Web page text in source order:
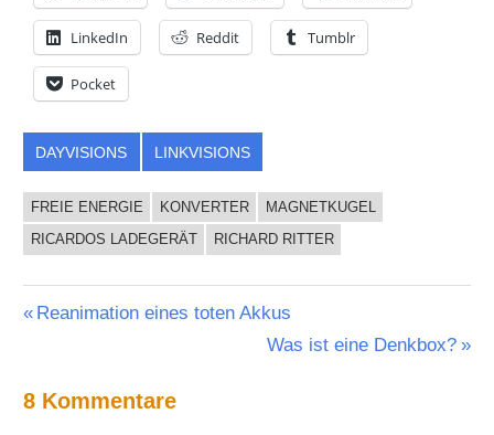
LinkedIn Reddit Tumblr
Pocket
DAYVISIONS LINKVISIONS
FREIE ENERGIE KONVERTER
MAGNETKUGEL
RICARDOS LADEGERÄT
RICHARD RITTER
Beitragsnavigation
Vorheriger
Reanimation eines toten Akkus
Nächster
Was ist eine Denkbox?
8 Kommentare